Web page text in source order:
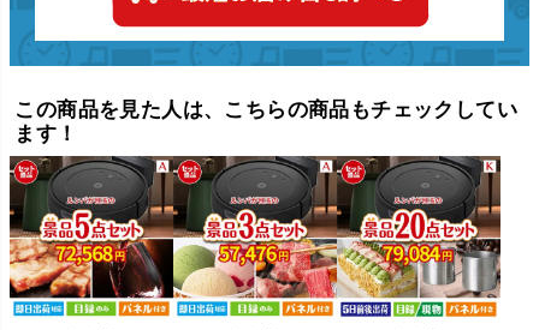
この商品を見た人は、こちらの商品もチェックしてい
ます！